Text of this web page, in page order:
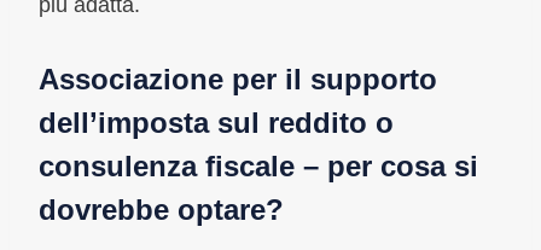
Associazione per il supporto
dell’imposta sul reddito o
consulenza fiscale – per cosa si
dovrebbe optare?